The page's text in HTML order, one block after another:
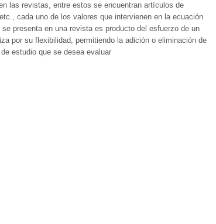
las revistas, entre estos se encuentran artículos de
cada uno de los valores que intervienen en la ecuación
presenta en una revista es producto del esfuerzo de un
por su flexibilidad, permitiendo la adición o eliminación de
estudio que se desea evaluar